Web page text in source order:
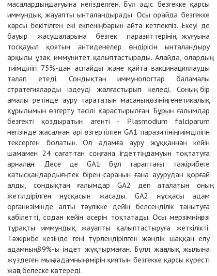
масалардың шағуына негізделген. Бұл әдіс безгекке қарсы
иммундық жауапты ынталандырады. Осы орайда безгекке
қарсы бекітілген екі екпенің барын айта кетпекпіз. Екеуі де
бауыр жасушаларына безгек паразиттерінің жұғуына
тосқауыл қоятын антиденелер өндірісін ынталандыру
арқылы ұзақ иммунитет қалыптастырады. Алайда, олардың
тиімділігі 75%-дан аспайды және қайта вакцинациялауды
талап етеді. Сондықтан иммунологтар баламалы
стратегияларды іздеуді жалғастырып келеді. Соның бір
амалы ретінде ауру тарататын масаның өзінің генетикалық
құрылымын өзгерту тәсілі қарастырылған. Бұрын ғалымдар
безгекті қоздыратын агенті - Plasmodium falciparum
негізінде жасалған әрі өзгертілген GA1 паразитінің тиімділігін
тексерген болатын. Ол адамға ауру жұққаннан кейін
шамамен 24 сағаттан соң ғана ігдеттің дамуын тоқтатуға
арналңан. Десе де GA1 бұл тараптағы тәжірибеге
қатысқандардығң тек бірен-саранын ғана ауурудан қорғай
алды, сондықтан ғалымдар GA2 деп аталатын оның
жетілдірілген нұсқасын жасады. GА2 нұсқасы адам
организімінде алты тәулікке дейін белсенділік танытуға
қабілетті, содан кейін әсерін тоқтатады. Осы мерзімнің өзі
тұрақты иммундық жауапты қалыптастыруға жеткілікті.
Тәжірибе кезінде гені түрлендірілген жәндік шаққан елу
адамның 89%-ы індет жұқтырмаған. Бұлл жаңалық жылына
жүздеген мың аадамның өмірін қиятын безгекке қарсы күресті
жаңа белеске көтереді.